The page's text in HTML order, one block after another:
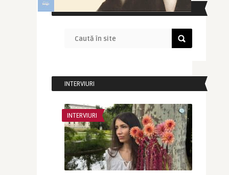
CAUTĂ ÎN SITE
INTERVIURI
INTERVIURI